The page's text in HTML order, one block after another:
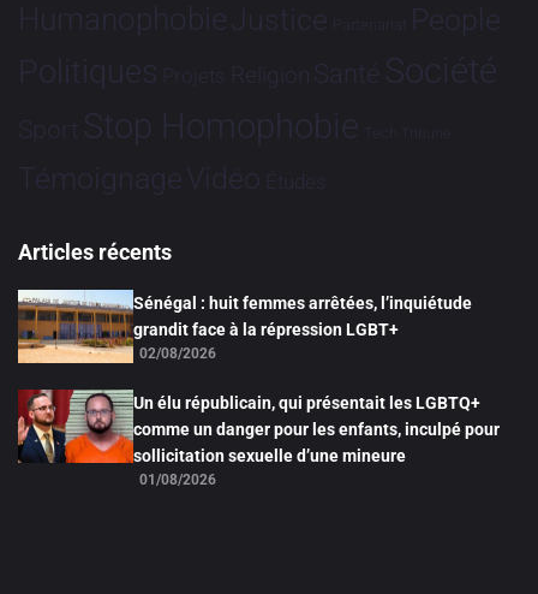
HumanophobieJustice Partenariat People
Politiques Projets Religion Santé Société
Sport Stop Homophobie Tech Tribune
TémoignageVidéo Études
Articles récents
Sénégal : huit femmes arrêtées, l’inquiétude
grandit face à la répression LGBT+
02/08/2026
Un élu républicain, qui présentait les LGBTQ+
comme un danger pour les enfants, inculpé pour
sollicitation sexuelle d’une mineure
01/08/2026